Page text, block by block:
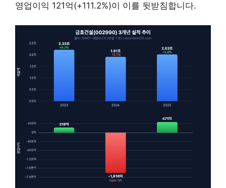
영업이익 121억(+111.2%)이 이를 뒷받침합니다.